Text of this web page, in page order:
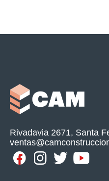
Rivadavia 2671, Santa